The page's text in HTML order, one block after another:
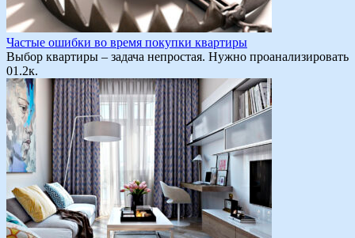
Частые ошибки во время покупки квартиры
Выбор квартиры – задача непростая. Нужно проанализировать
01.2к.